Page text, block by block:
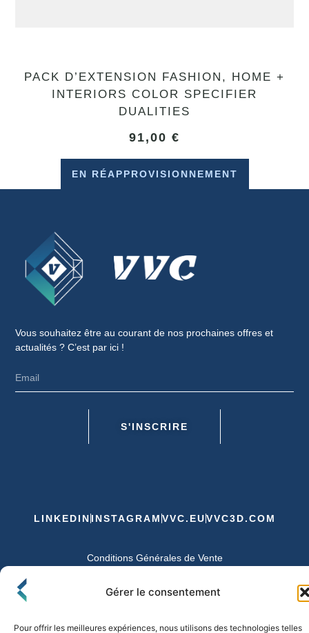
Gérer le consentement
Pour offrir les meilleures expériences, nous utilisons des technologies telles
PACK D’EXTENSION FASHION, HOME +
INTERIORS COLOR SPECIFIER
DUALITIES
91,00 €
EN RÉAPPROVISIONNEMENT
Vous souhaitez être au courant de nos prochaines offres et
actualités ? C’est par ici !
S'INSCRIRE
LINKEDIN INSTAGRAM VVC.EUVVC3D.COM
Conditions Générales de Vente
Echanges et Retours